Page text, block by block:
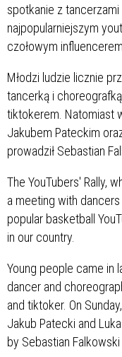
spotkanie z
najpopularniejszym
czołowym
Młodzi ludzie licznie
tancerką i
tiktokerem. Natomiast
Jakubem Pateckim
prowadził Sebastian
The YouTubers' Rally,
a meeting with
popular basketball
in our country.
Young people came in
dancer and
and tiktoker. On
Jakub Patecki and
by Sebastian